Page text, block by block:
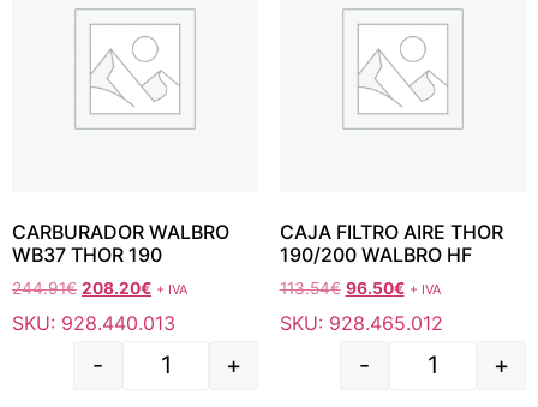
CARBURADOR WALBRO
WB37 THOR 190
244.91€ 208.20€ + IVA
SKU: 928.440.013
- +
CAJA FILTRO AIRE THOR
190/200 WALBRO HF
113.54€ 96.50€ + IVA
SKU: 928.465.012
- +